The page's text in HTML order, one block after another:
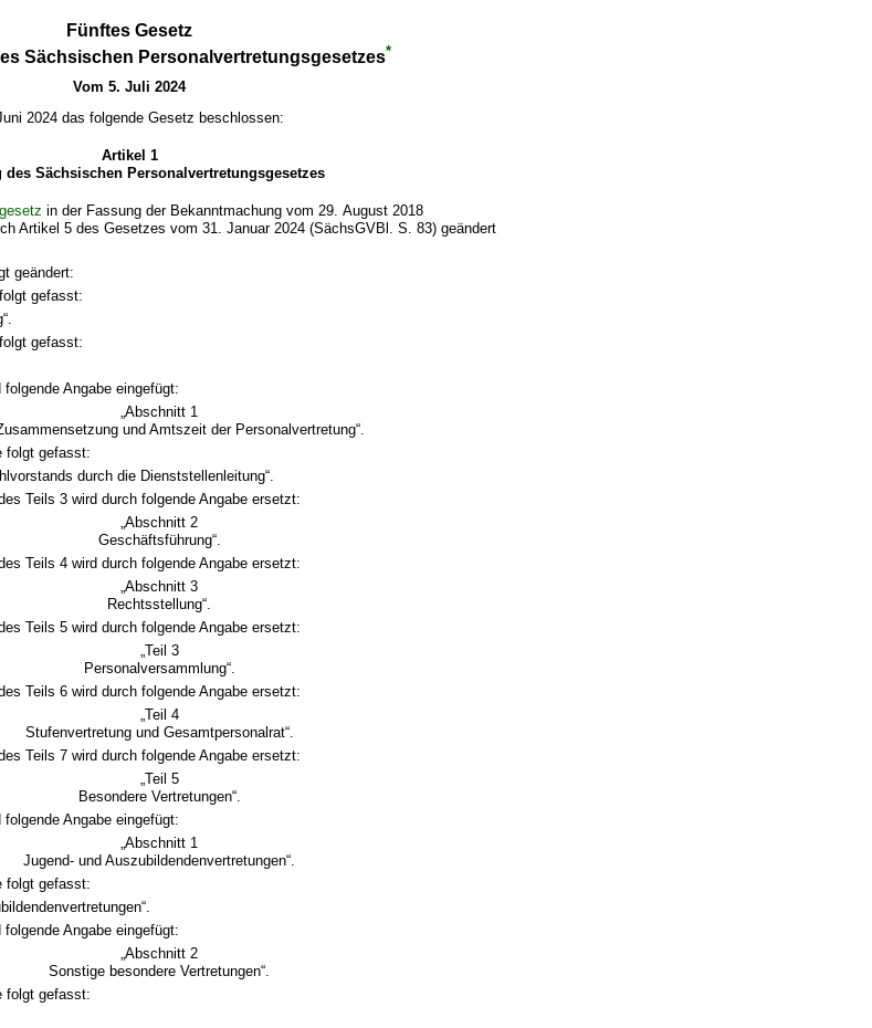
Fünftes Gesetz
Sächsischen Personalvertretungsgesetzes*
Vom 5. Juli 2024
2024 das folgende Gesetz beschlossen:
Artikel 1
des Sächsischen Personalvertretungsgesetzes
in der Fassung der Bekanntmachung vom 29. August 2018
Artikel 5 des Gesetzes vom 31. Januar 2024 (SächsGVBl. S. 83) geändert
geändert:
gefasst:
gefasst:
Angabe eingefügt:
„Abschnitt 1
und Amtszeit der Personalvertretung“.
folgt gefasst:
durch die Dienststellenleitung“.
Teils 3 wird durch folgende Angabe ersetzt:
„Abschnitt 2
Geschäftsführung“.
Teils 4 wird durch folgende Angabe ersetzt:
„Abschnitt 3
Rechtsstellung“.
Teils 5 wird durch folgende Angabe ersetzt:
„Teil 3
Personalversammlung“.
Teils 6 wird durch folgende Angabe ersetzt:
„Teil 4
Stufenvertretung und Gesamtpersonalrat“.
Teils 7 wird durch folgende Angabe ersetzt:
„Teil 5
Besondere Vertretungen“.
Angabe eingefügt:
„Abschnitt 1
Jugend- und Auszubildendenvertretungen“.
folgt gefasst:
Angabe eingefügt:
„Abschnitt 2
Sonstige besondere Vertretungen“.
folgt gefasst: